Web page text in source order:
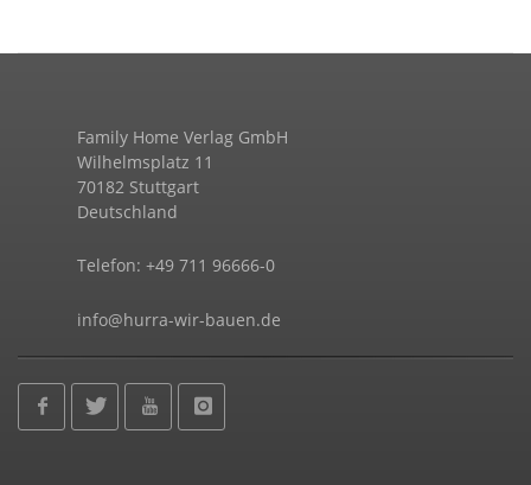
Family Home Verlag GmbH
Wilhelmsplatz 11
70182 Stuttgart
Deutschland
Telefon: +49 711 96666-0
info@hurra-wir-bauen.de